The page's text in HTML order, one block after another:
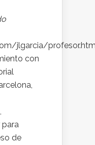
jlgarcia/
con
para
de